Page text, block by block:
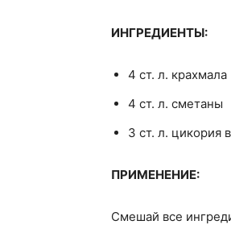
ИНГРЕДИЕНТЫ:
4 ст. л. крахмала
4 ст. л. сметаны
3 ст. л. цикория
ПРИМЕНЕНИЕ:
Смешай все